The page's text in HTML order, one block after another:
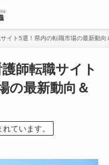
サイト5選！県内の転職市場の最新動
護師転職サイト
の最新動向＆
ています。